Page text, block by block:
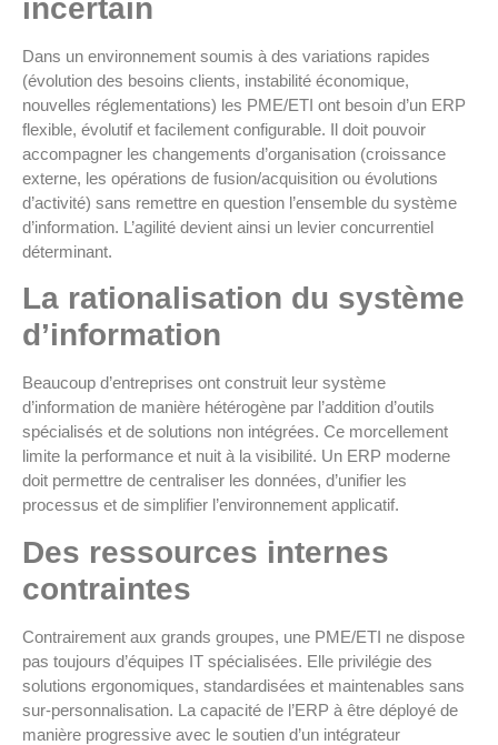
incertain
Dans un environnement soumis à des variations rapides
(évolution des besoins clients, instabilité économique,
nouvelles réglementations) les PME/ETI ont besoin d’un ERP
flexible, évolutif et facilement configurable. Il doit pouvoir
accompagner les changements d’organisation (croissance
externe, les opérations de fusion/acquisition ou évolutions
d’activité) sans remettre en question l’ensemble du système
d’information. L’agilité devient ainsi un levier concurrentiel
déterminant.
La rationalisation du système
d’information
Beaucoup d’entreprises ont construit leur système
d’information de manière hétérogène par l’addition d’outils
spécialisés et de solutions non intégrées. Ce morcellement
limite la performance et nuit à la visibilité. Un ERP moderne
doit permettre de centraliser les données, d’unifier les
processus et de simplifier l’environnement applicatif.
Des ressources internes
contraintes
Contrairement aux grands groupes, une PME/ETI ne dispose
pas toujours d’équipes IT spécialisées. Elle privilégie des
solutions ergonomiques, standardisées et maintenables sans
sur-personnalisation. La capacité de l’ERP à être déployé de
manière progressive avec le soutien d’un intégrateur